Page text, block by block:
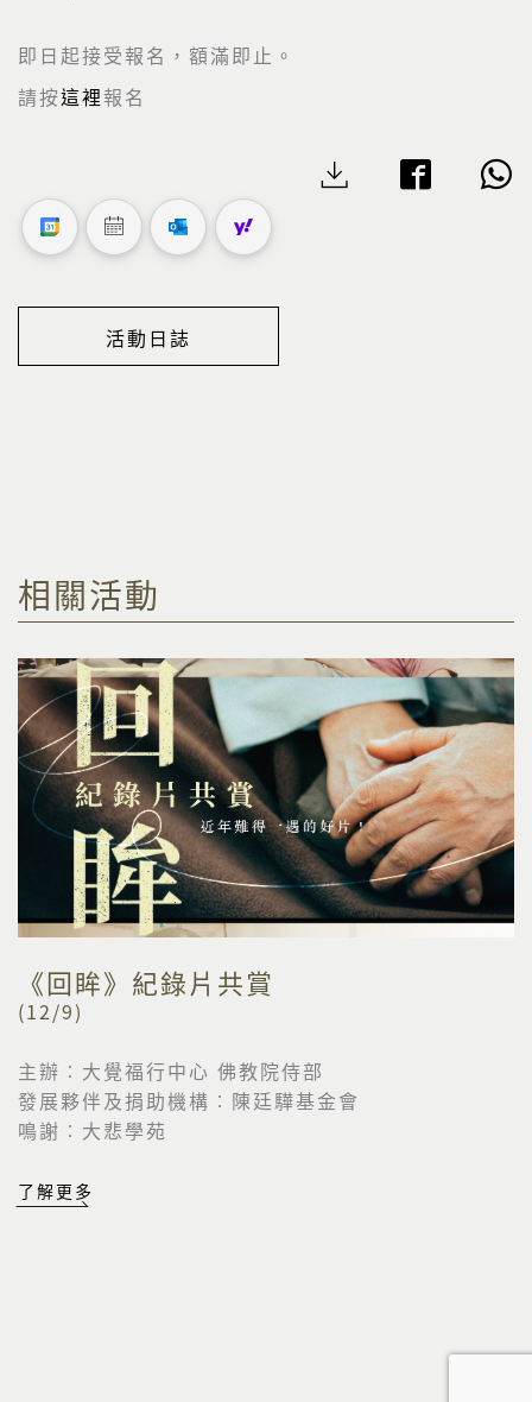
即日起接受報名，額滿即止。
請按這裡報名
活動日誌
相關活動
《回眸》紀錄片共賞
(12/9)
主辦︰大覺福行中心 佛教院侍部
發展夥伴及捐助機構︰陳廷驊基金會
鳴謝︰大悲學苑
了解更多